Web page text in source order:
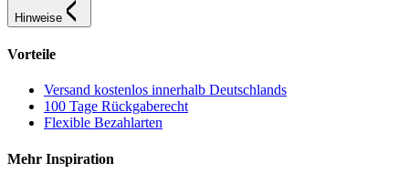
Hinweise
Vorteile
Versand kostenlos innerhalb Deutschlands
100 Tage Rückgaberecht
Flexible Bezahlarten
Mehr Inspiration